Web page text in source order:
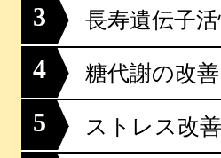
3 長寿遺伝子
4 糖代謝の改善
5 ストレス改善